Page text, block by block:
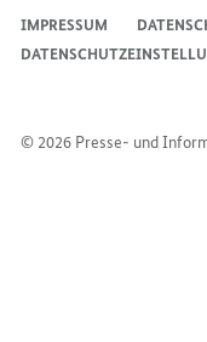
© 2026 Presse- und
IMPRESSUM